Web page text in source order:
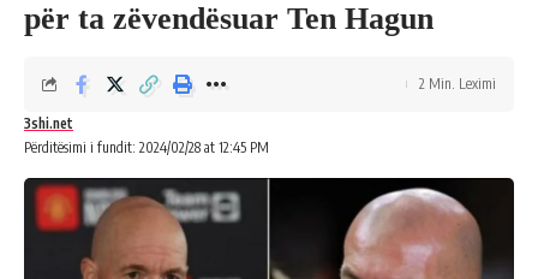
për ta zëvendësuar Ten Hagun
Përditësimi i fundit: 2024/02/28 at 12:45 PM
3shi.net
2 Min. Leximi